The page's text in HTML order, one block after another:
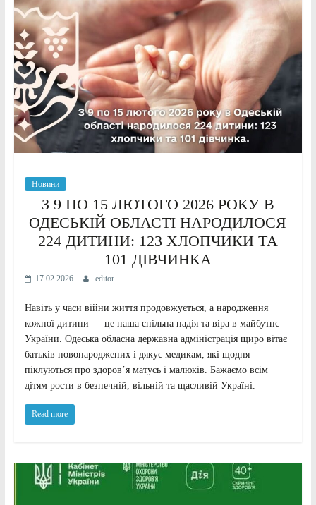
Новини
З 9 ПО 15 ЛЮТОГО 2026 РОКУ В
ОДЕСЬКІЙ ОБЛАСТІ НАРОДИЛОСЯ
224 ДИТИНИ: 123 ХЛОПЧИКИ ТА
101 ДІВЧИНКА
17.02.2026 editor
Навіть у часи війни життя продовжується, а народження
кожної дитини — це наша спільна надія та віра в майбутнє
України. Одеська обласна державна адміністрація щиро вітає
батьків новонароджених і дякує медикам, які щодня
піклуються про здоров’я матусь і малюків. Бажаємо всім
дітям рости в безпечній, вільній та щасливій Україні.
Read more